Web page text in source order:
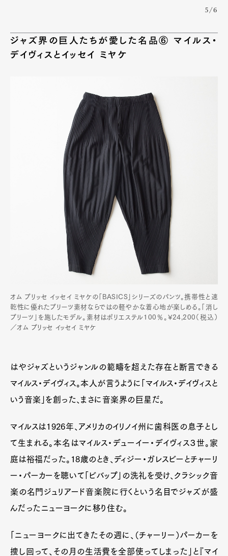
5/6
ジャズ界の巨人たちが愛した名品⑥ マイルス・
デイヴィスとイッセイ ミヤケ
オム プリッセ イッセイ ミヤケの「BASICS」シリーズのパンツ。携帯性と速
乾性に優れたプリーツ素材ならではの軽やかな着心地が楽しめる。「消し
プリーツ」を施したモデル。素材はポリエステル100％。¥24,200（税込）
／オム プリッセ イッセイ ミヤケ
はやジャズというジャンルの範疇を超えた存在と断言できる
マイルス・デイヴィス。本人が言うように「マイルス・デイヴィスと
いう音楽」を創った、まさに音楽界の巨星だ。
マイルスは1926年、アメリカのイリノイ州に歯科医の息子とし
て生まれる。本名はマイルス・デューイー・デイヴィス３世。家
庭は裕福だった。18歳のとき、ディジー・ガレスビーとチャーリ
ー・パーカーを聴いて「ビバップ」の洗礼を受け、クラシック音
楽の名門ジュリアード音楽院に行くという名目でジャズが盛
んだったニューヨークに移り住む。
「ニューヨークに出てきたその週に、（チャーリー）パーカーを
捜し回って、その月の生活費を全部使ってしまった」と『マイ